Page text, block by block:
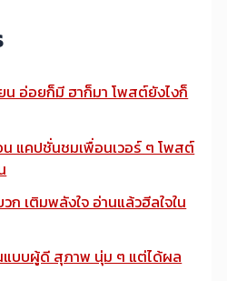
อ่อยก็มี ฮาก็มา โพสต์ยังไงก็
น แคปชั่นชมเพื่อนเวอร์ ๆ โพสต์
ก เติมพลังใจ อ่านแล้วฮีลใจใน
แบบผู้ดี สุภาพ นุ่ม ๆ แต่ได้ผล